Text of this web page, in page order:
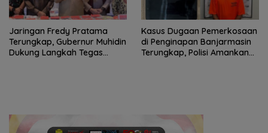
Jaringan Fredy Pratama
Terungkap, Gubernur Muhidin
Dukung Langkah Tegas
Kasus Dugaan Pemerkosaan
di Penginapan Banjarmasin
Terungkap, Polisi Amankan